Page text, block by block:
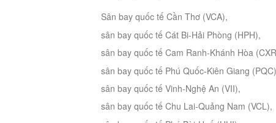
Sân bay quốc tế Cần Thơ (VCA),
sân bay quốc tế Cát Bi-Hải Phòng (HPH),
sân bay quốc tế Cam Ranh-Khánh Hòa
sân bay quốc tế Phú Quốc-Kiên Giang
sân bay quốc tế Vinh-Nghệ An (VII),
sân bay quốc tế Chu Lai-Quảng Nam (VCL),